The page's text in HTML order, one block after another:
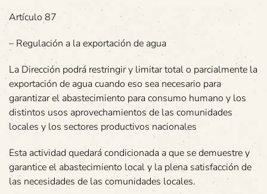
Artículo 87
– Regulación a la exportación de agua
La Dirección podrá restringir y limitar total o parcialmente la
exportación de agua cuando eso sea necesario para
garantizar el abastecimiento para consumo humano y los
distintos usos aprovechamientos de las comunidades
locales y los sectores productivos nacionales
Esta actividad quedará condicionada a que se demuestre y
garantice el abastecimiento local y la plena satisfacción de
las necesidades de las comunidades locales.